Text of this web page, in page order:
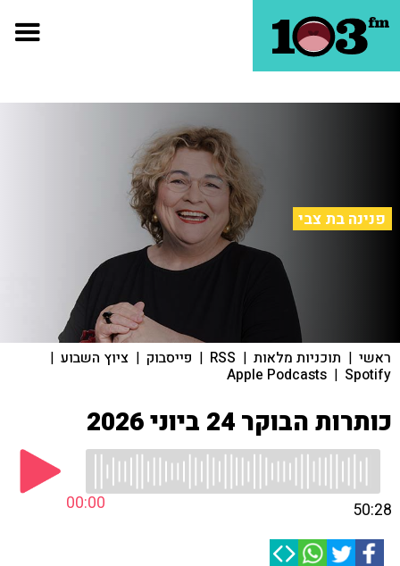
פנינה בת צבי
ראשי | תוכניות מלאות |
RSS
| פייסבוק | ציוץ השבוע |
Spotify
|
Apple Podcasts
כותרות הבוקר 24 ביוני 2026
00:00 50:28